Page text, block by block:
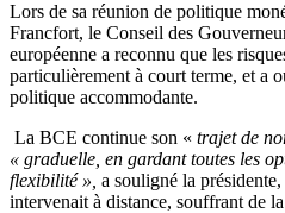
Lors de sa réunion de politique
Francfort, le Conseil des
européenne a reconnu que les
particulièrement à court terme, et a
politique accommodante.
La BCE continue son « trajet de
« graduelle, en gardant toutes les
flexibilité », a souligné la
intervenait à distance, souffrant de